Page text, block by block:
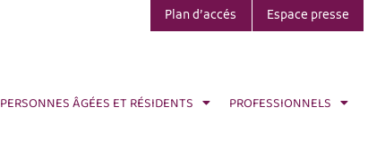
Plan d’accés Espace presse
PERSONNES ÂGÉES ET RÉSIDENTS PROFESSIONNELS